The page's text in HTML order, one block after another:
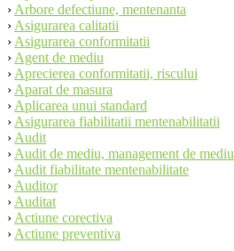
› Arbore defectiune, mentenanta
› Asigurarea calitatii
› Asigurarea conformitatii
› Agent de mediu
› Aprecierea conformitatii, riscului
› Aparat de masura
› Aplicarea unui standard
› Asigurarea fiabilitatii mentenabilitatii
› Audit
› Audit de mediu, management de mediu
› Audit fiabilitate mentenabilitate
› Auditor
› Auditat
› Actiune corectiva
› Actiune preventiva